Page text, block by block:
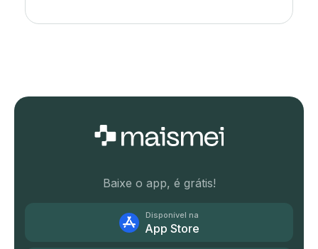
Baixe o app, é grátis!
Disponível na
App Store